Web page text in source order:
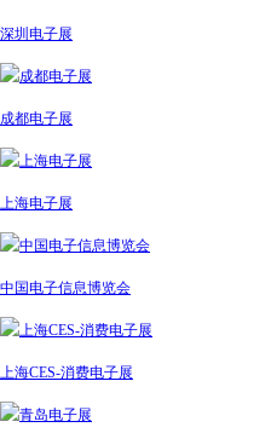
深圳电子展
成都电子展
上海电子展
中国电子信息博览会
上海CES-消费电子展